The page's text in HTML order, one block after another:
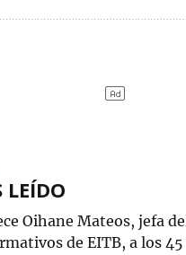
LEÍDO
Oihane Mateos, jefa
de EITB, a los 45